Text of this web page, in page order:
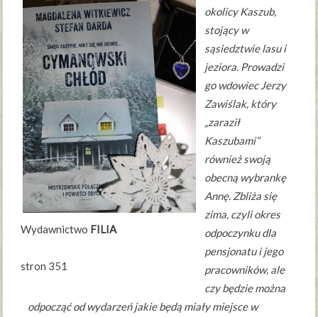
Wydawnictwo FILIA
stron 351
okolicy Kaszub,
stojący w
sąsiedztwie lasu i
jeziora. Prowadzi
go wdowiec Jerzy
Zawiślak, który
„zaraził
Kaszubami”
również swoją
obecną wybrankę
Annę. Zbliża się
zima, czyli okres
odpoczynku dla
pensjonatu i jego
pracowników, ale
czy będzie można
odpocząć od wydarzeń jakie będą miały miejsce w